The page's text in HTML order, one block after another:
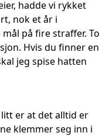
hadde vi rykket
nok et år i
på fire straffer. To
Hvis du finner en
jeg spise hatten
er at det alltid er
klemmer seg inn i